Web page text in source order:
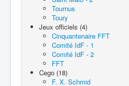
Tournus
Toury
Jeux officiels (4)
Cinquantenaire FFT
Comité IdF - 1
Comité IdF - 2
FFT
Cego (18)
F. X. Schmid